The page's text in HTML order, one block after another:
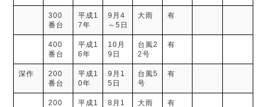
300
番台
平成1
7年
9月4
～5日
大雨 有
400
番台
平成1
6年
10月
9日
台風2
2号
有
深作
200
番台
平成1
0年
9月1
5日
台風5
号
有
200
平成1
8月1
大雨 有